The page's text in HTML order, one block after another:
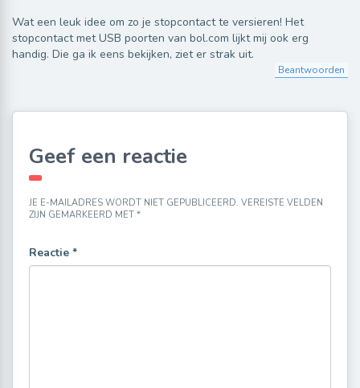
Wat een leuk idee om zo je stopcontact te versieren! Het
stopcontact met USB poorten van bol.com lijkt mij ook erg
handig. Die ga ik eens bekijken, ziet er strak uit.
Beantwoorden
Geef een reactie
JE E-MAILADRES WORDT NIET GEPUBLICEERD. VEREISTE VELDEN
ZIJN GEMARKEERD MET *
Reactie *